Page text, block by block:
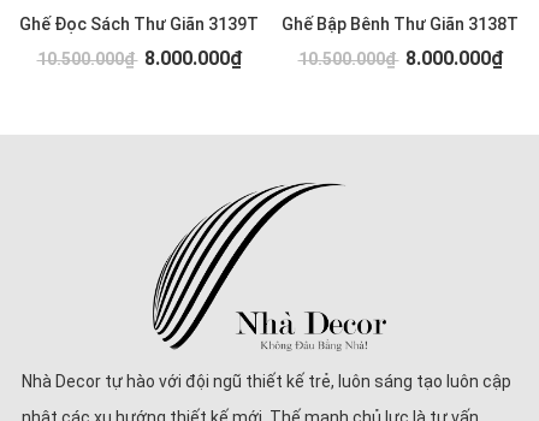
Ghế Đọc Sách Thư Giãn 3139T
10.500.000₫ 8.000.000₫
Ghế Bập Bênh Thư Giãn 3138T
10.500.000₫ 8.000.000₫
Nhà Decor tự hào với đội ngũ thiết kế trẻ, luôn sáng tạo luôn cập